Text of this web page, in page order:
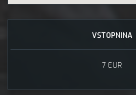
VSTOPNINA
7 EUR